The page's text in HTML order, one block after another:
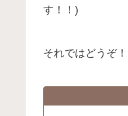
す！！)
それではどうぞ！